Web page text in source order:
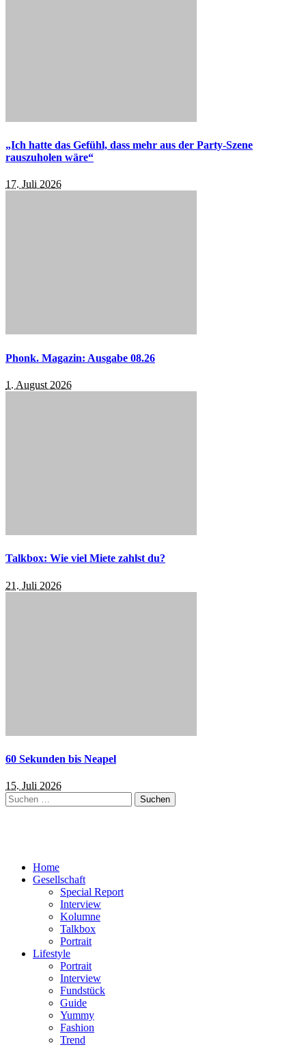
„Ich hatte das Gefühl, dass mehr aus der Party-Szene
rauszuholen wäre“
17. Juli 2026
Phonk. Magazin: Ausgabe 08.26
1. August 2026
Talkbox: Wie viel Miete zahlst du?
21. Juli 2026
60 Sekunden bis Neapel
15. Juli 2026
Suchen
nach:
Home
Gesellschaft
Special Report
Interview
Kolumne
Talkbox
Portrait
Lifestyle
Portrait
Interview
Fundstück
Guide
Yummy
Fashion
Trend